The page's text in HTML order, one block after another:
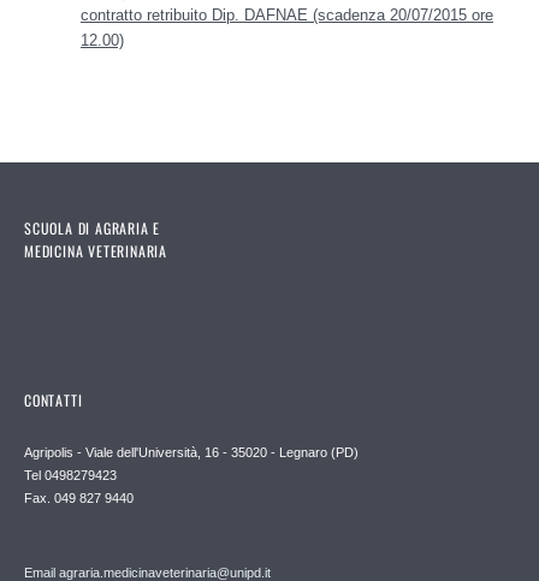
contratto retribuito Dip. DAFNAE (scadenza 20/07/2015 ore
12.00)
SCUOLA DI AGRARIA E
MEDICINA VETERINARIA
CONTATTI
Agripolis - Viale dell'Università, 16 - 35020 - Legnaro (PD)
Tel 0498279423
Fax. 049 827 9440
Email agraria.medicinaveterinaria@unipd.it